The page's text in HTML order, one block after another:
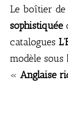
Le boîtier de
sophistiquée
catalogues
modèle sous
« Anglaise